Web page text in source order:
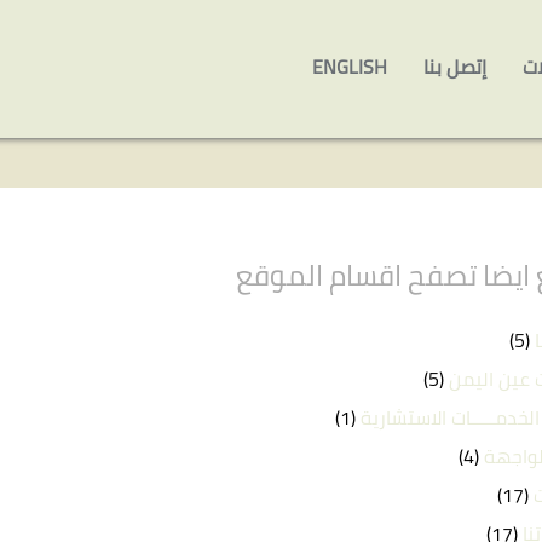
إتصل بنا ENGLISH
تصفح اقسام الموقع
(5)
عين اليمن(5)
الخدمـــــات الاستشارية(1)
(4)
(17)
(17)